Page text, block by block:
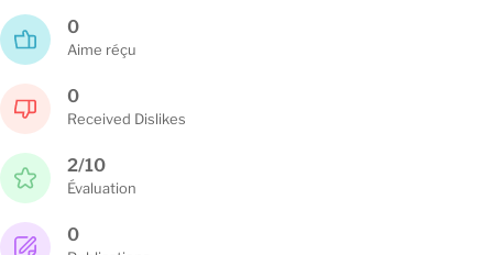
0
Aime réçu
0
Received Dislikes
2/10
Évaluation
0